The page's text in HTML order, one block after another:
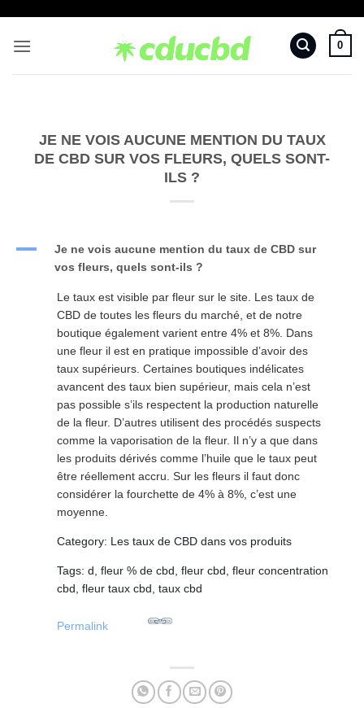
contenu
0
JE NE VOIS AUCUNE MENTION DU TAUX
DE CBD SUR VOS FLEURS, QUELS SONT-
ILS ?
A
Je ne vois aucune mention du taux de CBD sur
vos fleurs, quels sont-ils ?
Le taux est visible par fleur sur le site. Les taux de
CBD de toutes les fleurs du marché, et de notre
boutique également varient entre 4% et 8%. Dans
une fleur il est en pratique impossible d’avoir des
taux supérieurs. Certaines boutiques indélicates
avancent des taux bien supérieur, mais cela n’est
pas possible s’ils respectent la production naturelle
de la fleur. D’autres utilisent des procédés suspects
comme la vaporisation de la fleur. Il n’y a que dans
les produits dérivés comme l’huile que le taux peut
être réellement accru. Sur les fleurs il faut donc
considérer la fourchette de 4% à 8%, c’est une
moyenne.
Category: Les taux de CBD dans vos produits
Tags: d, fleur % de cbd, fleur cbd, fleur concentration
cbd, fleur taux cbd, taux cbd
Permalink